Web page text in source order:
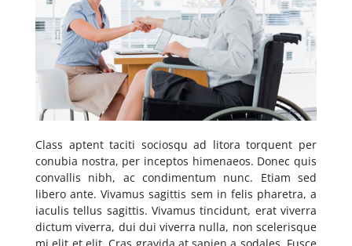
Class aptent taciti sociosqu ad litora torquent per
conubia nostra, per inceptos himenaeos. Donec quis
convallis nibh, ac condimentum nunc. Etiam sed
libero ante. Vivamus sagittis sem in felis pharetra, a
iaculis tellus sagittis. Vivamus tincidunt, erat viverra
dictum viverra, dui dui viverra nulla, non scelerisque